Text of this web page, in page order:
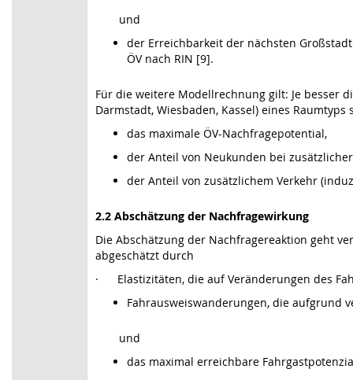
und
der Erreichbarkeit der nächsten
ÖV nach RIN [9].
Für die weitere Modellrechnung gilt: Je besser
Darmstadt, Wiesbaden, Kassel) eines
das maximale ÖV-Nachfragepotential,
der Anteil von Neukunden bei
der Anteil von zusätzlichem Verkehr
2.2 Abschätzung der Nachfragewirkung
Die Abschätzung der Nachfragereaktion geht
abgeschätzt durch
· Elastizitäten, die auf Veränderungen des
Fahrausweiswanderungen, die aufgrund
und
das maximal erreichbare